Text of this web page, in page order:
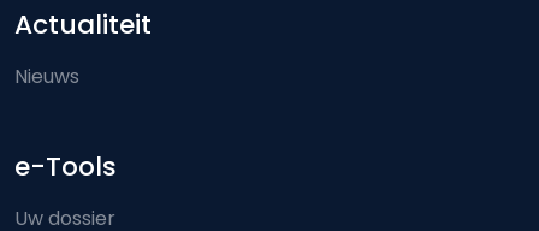
Actualiteit
Nieuws
e-Tools
Uw dossier